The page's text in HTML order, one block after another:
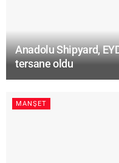
Anadolu Shipyard,
tersane oldu
MANŞET